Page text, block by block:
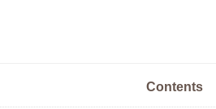
Contents